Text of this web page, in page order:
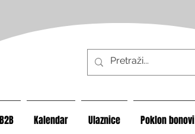
Kalendar Ulaznice Poklon bonovi